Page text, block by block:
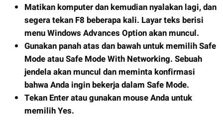
Matikan komputer dan kemudian nyalakan lagi, dan
segera tekan F8 beberapa kali. Layar teks berisi
menu Windows Advances Option akan muncul.
Gunakan panah atas dan bawah untuk memilih Safe
Mode atau Safe Mode With Networking. Sebuah
jendela akan muncul dan meminta konfirmasi
bahwa Anda ingin bekerja dalam Safe Mode.
Tekan Enter atau gunakan mouse Anda untuk
memilih Yes.